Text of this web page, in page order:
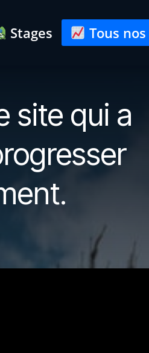
Stages Tous
site qui a